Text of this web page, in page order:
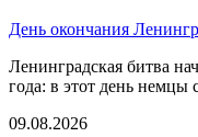
День окончания
Ленинградская битва
года: в этот день немцы
09.08.2026